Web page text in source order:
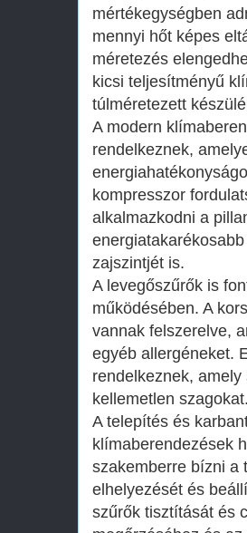
mértékegységben
mennyi hőt képes
méretezés
kicsi teljesítményű
túlméretezett
A modern
rendelkeznek,
kompresszor
alkalmazkodni a
zajszintjét is.
A levegőszűrők is
működésében. A
vannak felszerelve,
egyéb allergéneket.
rendelkeznek,
kellemetlen szagokat.
A telepítés és
klímaberendezések
szakemberre bízni a
elhelyezését és
szűrők tisztítását és